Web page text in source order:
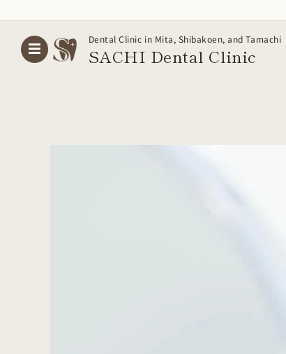
content
Dental Clinic in Mita, Shibakoen, and Tamachi
SACHI Dental Clinic